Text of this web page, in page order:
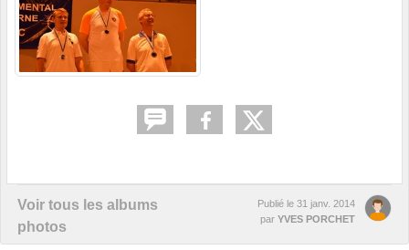
Voir tous les albums
photos
Publié le 31 janv. 2014
par YVES PORCHET